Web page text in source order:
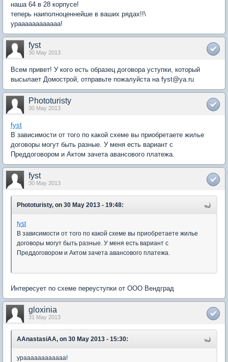
наша 64 в 28 корпусе!
теперь наиполноценнейше в ваших рядах!!\
ураааааааааааа!
fyst
30 May 2013
Всем привет! У кого есть образец договора уступки, который
высылает Домострой, отправьте пожалуйста на fyst@ya.ru
Phototuristy
30 May 2013
fyst
В зависимости от того по какой схеме вы приобретаете жилье
договоры могут быть разные. У меня есть вариант с
Преддоговором и Актом зачета авансового платежа.
fyst
30 May 2013
Phototuristy, on 30 May 2013 - 19:48:
fyst
В зависимости от того по какой схеме вы приобретаете жилье
договоры могут быть разные. У меня есть вариант с
Преддоговором и Актом зачета авансового платежа.
Интересует по схеме переуступки от ООО Вендград
gloxinia
31 May 2013
AAnastasiAA, on 30 May 2013 - 15:30:
ураааааааааааа!